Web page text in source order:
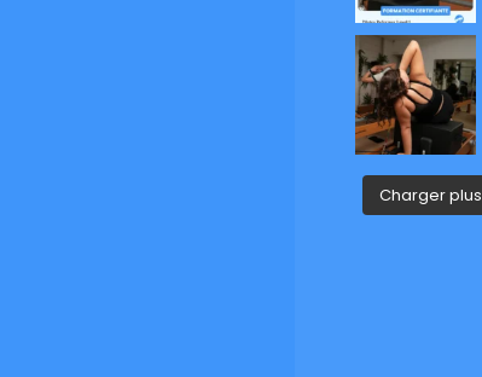
Charger plus